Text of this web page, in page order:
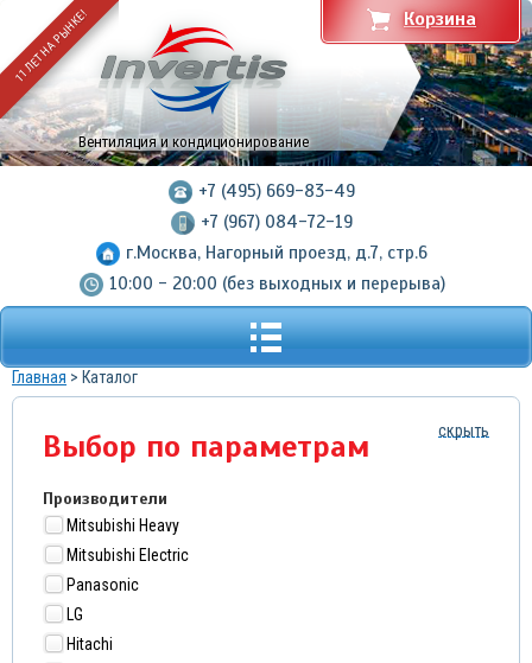
11 ЛЕТ НА РЫНКЕ!
Вентиляция и кондиционирование
+7 (495) 669-83-49
+7 (967) 084-72-19
г.Москва, Нагорный проезд, д.7, стр.6
10:00 - 20:00 (без выходных и перерыва)
Корзина
Главная > Каталог
Выбор по параметрам скрыть
Производители
Mitsubishi Heavy
Mitsubishi Electric
Panasonic
LG
Hitachi